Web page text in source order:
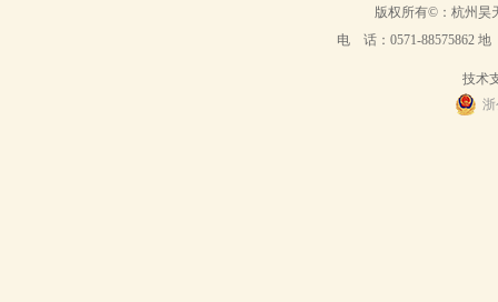
版权所有©：杭州昊
电 话： 0571-88575862地
技术
浙